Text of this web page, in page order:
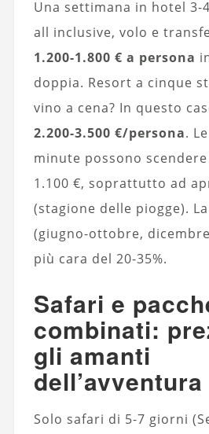
Una settimana in hotel 3-
all inclusive, volo e
1.200-1.800 € a persona
doppia. Resort a cinque
vino a cena? In questo
2.200-3.500 €/persona.
minute possono
1.100 €, soprattutto ad
(stagione delle piogge).
(giugno-ottobre,
più cara del 20-35%.
Safari e
combinati:
gli amanti
dell’avventura
Solo safari di 5-7 giorni